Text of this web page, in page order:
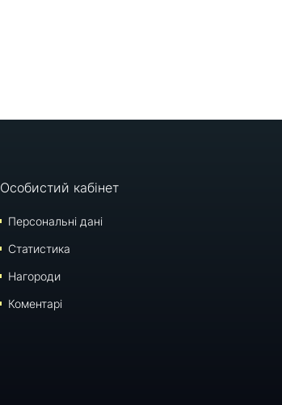
Особистий кабінет
Персональні дані
Статистика
Нагороди
Коментарі